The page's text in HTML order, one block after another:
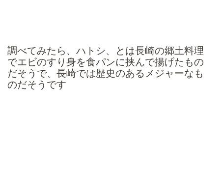
調べてみたら、ハトシ、とは長崎の郷土料理
でエビのすり身を食パンに挟んで揚げたもの
だそうで、長崎では歴史のあるメジャーなも
のだそうです